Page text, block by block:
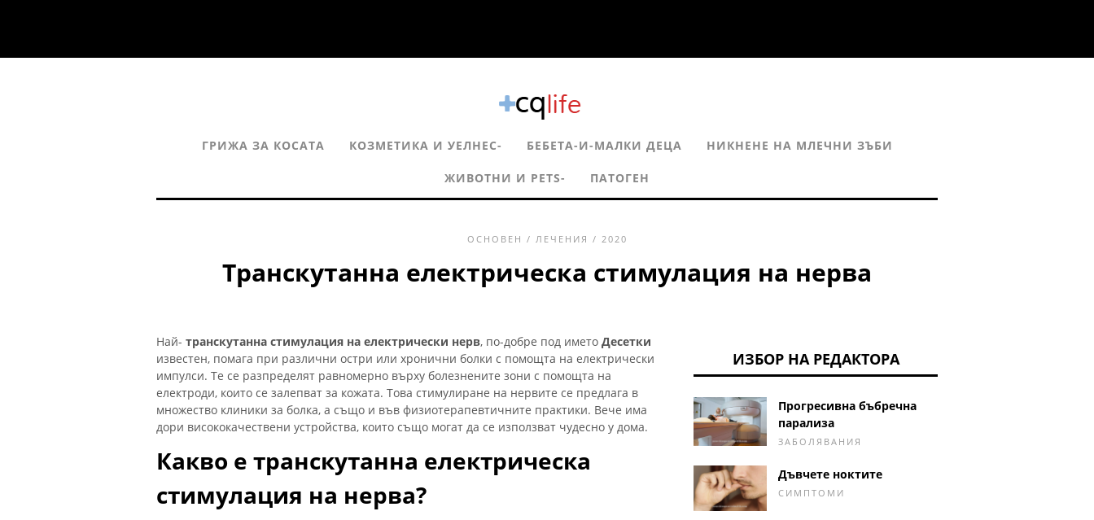
ГРИЖА ЗА КОСАТА КОЗМЕТИКА И УЕЛНЕС- БЕБЕТА-И-МАЛКИ ДЕЦА НИКНЕНЕ НА МЛЕЧНИ ЗЪБИ
ЖИВОТНИ И PETS- ПАТОГЕН
ОСНОВЕН / ЛЕЧЕНИЯ / 2020
Транскутанна електрическа стимулация на нерва
Най- транскутанна стимулация на електрически нерв, по-добре под името Десетки
известен, помага при различни остри или хронични болки с помощта на електрически
импулси. Те се разпределят равномерно върху болезнените зони с помощта на
електроди, които се залепват за кожата. Това стимулиране на нервите се предлага в
множество клиники за болка, а също и във физиотерапевтичните практики. Вече има
дори висококачествени устройства, които също могат да се използват чудесно у дома.
Какво е транскутанна електрическа
стимулация на нерва?
ИЗБОР НА РЕДАКТОРА
Прогресивна бъбречна
парализа
ЗАБОЛЯВАНИЯ
Дъвчете ноктите
СИМПТОМИ